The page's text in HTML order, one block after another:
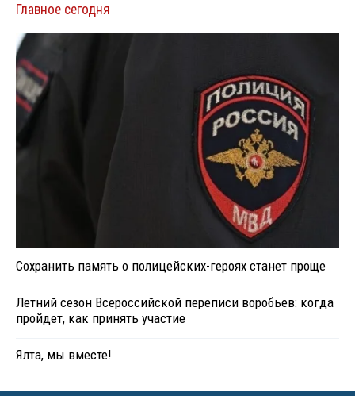
Главное сегодня
Сохранить память о полицейских-героях станет проще
Летний сезон Всероссийской переписи воробьев: когда
пройдет, как принять участие
Ялта, мы вместе!